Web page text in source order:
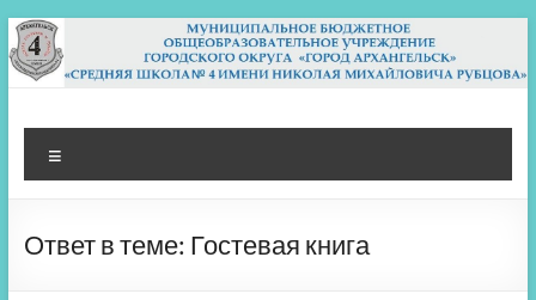
Перейти
к
содержимому
МБОУ СШ 4
Архангельск
Ответ в теме: Гостевая книга